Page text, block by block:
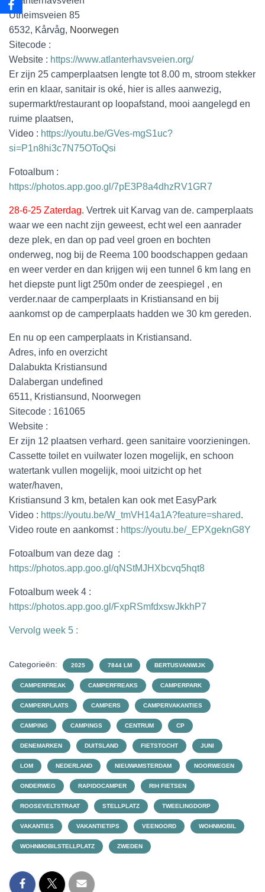
Utheimsveien 85
6532, Kårvåg, Noorwegen
Sitecode :
Website : https://www.atlanterhavsveien.org/
Er zijn 25 camperplaatsen lengte tot 8.00 m, stroom stekker
erin en klaar, sanitair is oké, hier is alles aanwezig,
supermarkt/restaurant op loopafstand, mooi aangelegd en
ruime plaatsen,
Video : https://youtu.be/GVes-mgS1uc?
si=P1n8hi3c7N75OToQsi
Fotoalbum :
https://photos.app.goo.gl/7pE3P8a4dhzRV1GR7
28-6-25 Zaterdag. Vertrek uit Karvag van de. camperplaats
waar we een nacht zijn geweest, echt wel een aanrader
deze plek, en dan op pad veel groen en bochten
onderweg, nog bij de Reema 100 boodschappen gedaan
en weer verder en dan krijgen wij een tunnel 6 km lang en
het diepste punt ligt 250m onder de zeespiegel , en
verder.naar de camperplaats in Kristiansand en bij
aankomst op de camperplaats hadden we 30 km gereden.
En nu op een camperplaats in Kristiansand.
Adres, info en overzicht
Dalabukta Kristiansund
Dalabergan undefined
6511, Kristiansund, Noorwegen
Sitecode : 161065
Website :
Er zijn 12 plaatsen verhard. geen sanitaire voorzieningen.
Cassette toilet en vuilwater lozen mogelijk, en schoon
watertank vullen mogelijk, mooi uitzicht op het
water/haven,
Kristiansund 3 km, betalen kan ook met EasyPark
Video : https://youtu.be/W_tmVH14a1A?feature=shared.
Video route en aankomst : https://youtu.be/_EPXgeknG8Y
Fotoalbum van deze dag :
https://photos.app.goo.gl/qNStMJHXbcvq5hqt8
Fotoalbum week 4 :
https://photos.app.goo.gl/FxpRSmfdxswJkkhP7
Vervolg week 5 :
Categorieën: 2025 7844 LM BERTUSVANWIJK
CAMPERFREAK CAMPERFREAKS CAMPERPARK
CAMPERPLAATS CAMPERS CAMPERVAKANTIES
CAMPING CAMPINGS CENTRUM CP
DENEMARKEN DUITSLAND FIETSTOCHT JUNI
LOM NEDERLAND NIEUWAMSTERDAM NOORWEGEN
ONDERWEG RAPIDOCAMPER RIH FIETSEN
ROOSEVELTSTRAAT STELLPLATZ TWEELINGDORP
VAKANTIES VAKANTIETIPS VEENOORD WOHNMOBIL
WOHNMOBILSTELLPLATZ ZWEDEN